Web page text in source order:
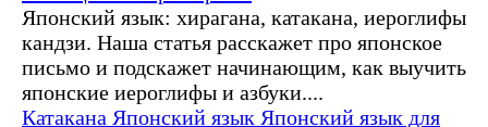
Японский язык: хирагана, катакана, иероглифы
кандзи. Наша статья расскажет про японское
письмо и подскажет начинающим, как выучить
японские иероглифы и азбуки....
Катакана Японский язык Японский язык для